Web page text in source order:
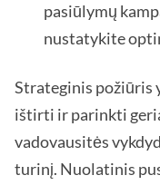
pasiūlymų
nustatykite
Strateginis požiūris
ištirti ir parinkti
vadovausitės
turinį. Nuolatinis